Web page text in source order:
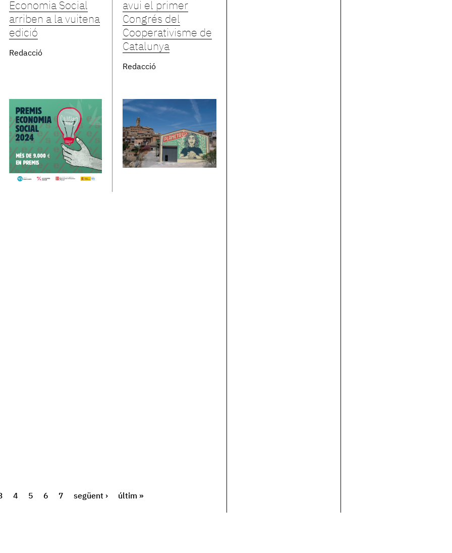
Economia Social
arriben a la vuitena
edició
Redacció
avui el primer
Congrés del
Cooperativisme de
Catalunya
Redacció
4 5 6 7 següent › últim »